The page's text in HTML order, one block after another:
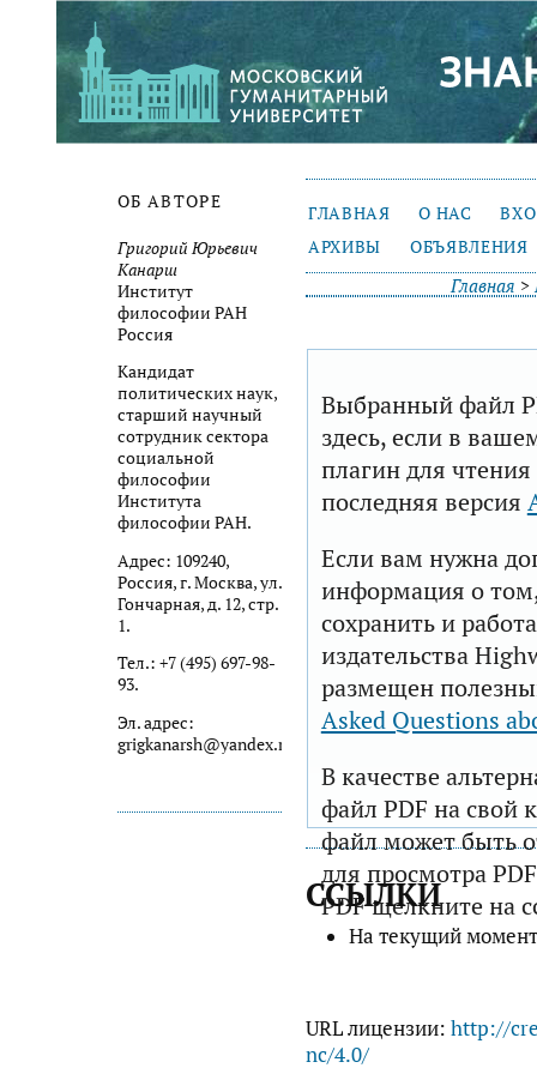
ОБ АВТОРЕ
Григорий Юрьевич
Канарш
Институт
философии РАН
Россия
Кандидат
политических наук,
старший научный
сотрудник сектора
социальной
философии
Института
философии РАН.
Адрес: 109240,
Россия, г. Москва, ул.
Гончарная, д. 12, стр.
1.
Тел.: +7 (495) 697-98-
93.
Эл. адрес:
grigkanarsh@yandex.ru
ГЛАВНАЯ О НАС
АРХИВЫ
ОБЪЯВЛЕНИЯ
Главная >
Выбранный файл
здесь, если в
плагин для
последняя версия
Если вам нужна
информация о том,
сохранить и
издательства
размещен
Asked Questions
В качестве
файл PDF на свой
файл может быть
для просмотра
PDF щелкните на
ССЫЛКИ
На текущий
URL лицензии: http://
nc/4.0/